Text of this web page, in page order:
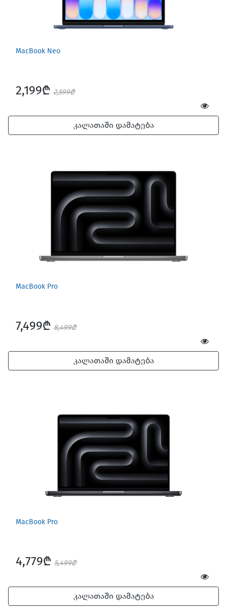
MacBook Neo
2,199₾ 2,599₾
კალათაში დამატება
MacBook Pro
7,499₾ 8,499₾
კალათაში დამატება
MacBook Pro
4,779₾ 5,499₾
კალათაში დამატება